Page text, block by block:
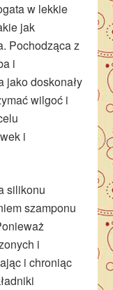
w lekkie
jak
Pochodząca z
i
jako doskonały
wilgoć i
i
silikonu
szamponu
i
i chroniąc